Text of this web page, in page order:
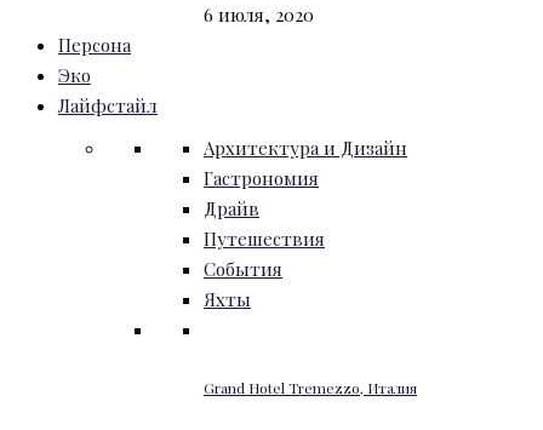
6 июля, 2020
Персона
Эко
Лайфстайл
Архитектура и Дизайн
Гастрономия
Драйв
Путешествия
События
Яхты
Grand Hotel Tremezzo, Италия